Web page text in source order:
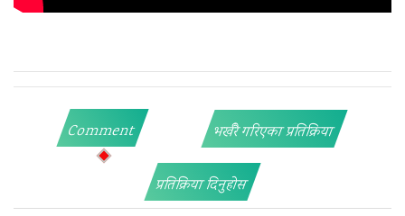
Comment भर्खरै गरिएका प्रतिक्रिया
प्रतिक्रिया दिनुहोस